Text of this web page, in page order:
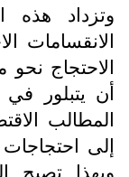
وتزداد هذه
الانقسامات
الاحتجاج
أن يتبلور
المطالب
إلى
وبهذا تصبح